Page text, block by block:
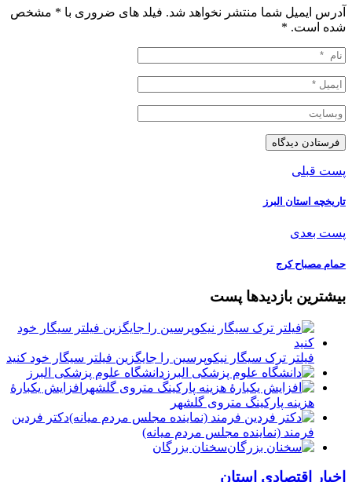
آدرس ایمیل شما منتشر نخواهد شد. فیلد های ضروری با * مشخص
شده است. *
پست قبلی
تاریخچه استان البرز
پست بعدی
حمام مصباح کرج
بیشترین بازدیدها پست
فیلتر ترک سیگار نیکوپرسین را جایگزین فیلتر سیگار خود کنید
دانشگاه علوم پزشکی البرز
افزایش یکبارۀ
هزینه پارکینگ متروی گلشهر
دكتر فردين
فرمند (نماينده مجلس مردم میانه)
سخنان بزرگان
اخبار اقتصادی استان